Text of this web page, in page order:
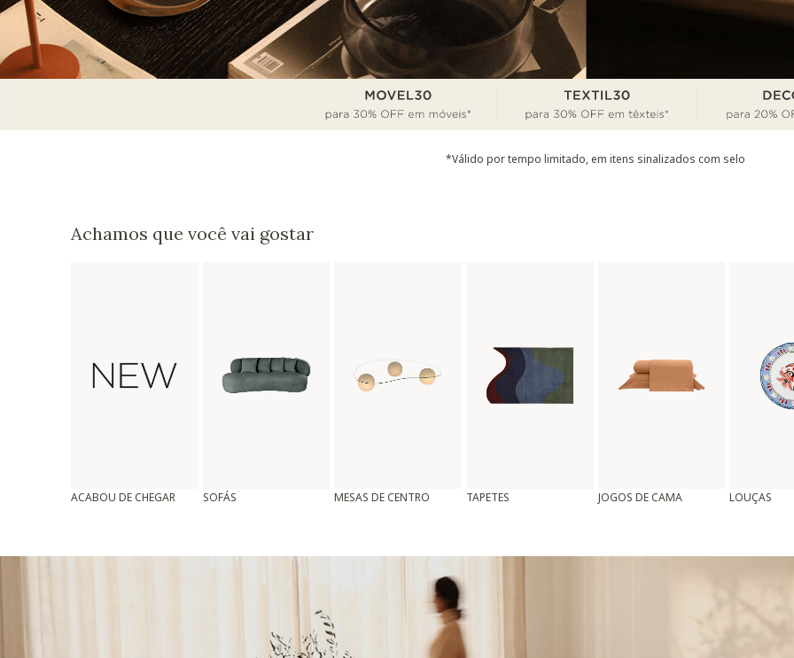
*Válido por tempo limitado, em itens sinalizados com selo
Achamos que você vai gostar
ACABOU DE CHEGAR SOFÁS MESAS DE CENTRO TAPETES JOGOS DE CAMA LOUÇAS